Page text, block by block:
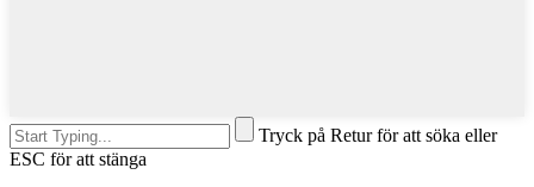
Tryck på Retur för att söka eller
ESC för att stänga